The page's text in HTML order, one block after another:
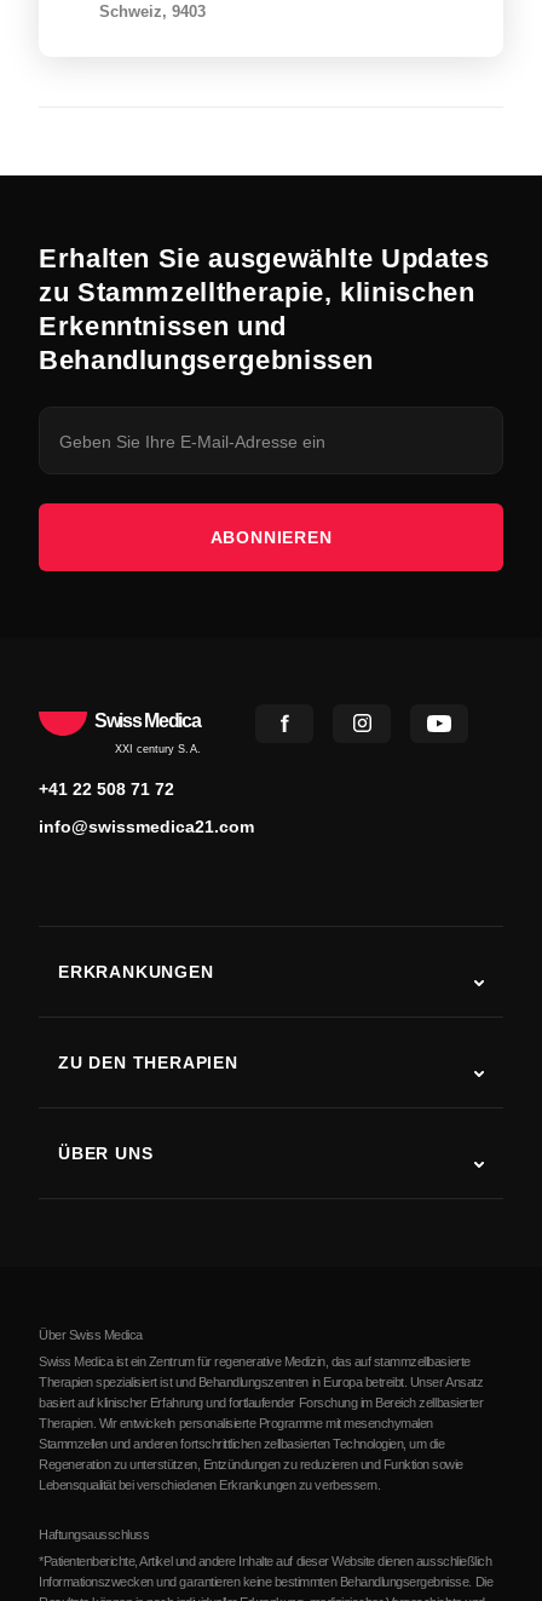
Schweiz, 9403
Erhalten Sie ausgewählte Updates
zu Stammzelltherapie, klinischen
Erkenntnissen und
Behandlungsergebnissen
ABONNIEREN
Swiss Medica
XXI century S.A.
+41 22 508 71 72
info@swissmedica21.com
ERKRANKUNGEN
Parkinson-Krankheit
Arthritis
ZU DEN THERAPIEN
ÜBER UNS
Über Serbien
Blog
Partnerschaft
Kontakte
Über Swiss Medica
Swiss Medica ist ein Zentrum für regenerative Medizin, das auf stammzellbasierte
Therapien spezialisiert ist und Behandlungszentren in Europa betreibt. Unser Ansatz
basiert auf klinischer Erfahrung und fortlaufender Forschung im Bereich zellbasierter
Therapien. Wir entwickeln personalisierte Programme mit mesenchymalen
Stammzellen und anderen fortschrittlichen zellbasierten Technologien, um die
Regeneration zu unterstützen, Entzündungen zu reduzieren und Funktion sowie
Lebensqualität bei verschiedenen Erkrankungen zu verbessern.
Haftungsausschluss
*Patientenberichte, Artikel und andere Inhalte auf dieser Website dienen ausschließlich
Informationszwecken und garantieren keine bestimmten Behandlungsergebnisse. Die